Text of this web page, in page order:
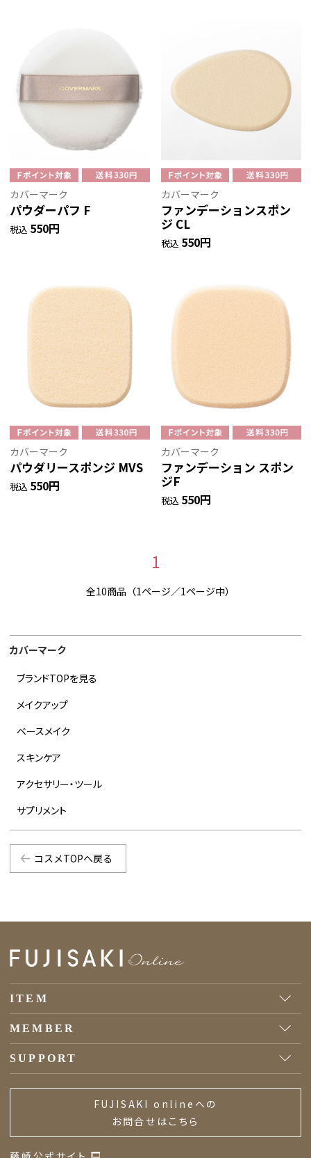
カバーマーク
パウダーパフ F
税込 550円
カバーマーク
ファンデーションスポン
ジ CL
税込 550円
カバーマーク
パウダリースポンジ MVS
税込 550円
カバーマーク
ファンデーション スポン
ジF
税込 550円
1
全10商品（1ページ／1ページ中）
カバーマーク
ブランドTOPを見る
メイクアップ
ベースメイク
スキンケア
アクセサリー・ツール
サプリメント
コスメTOPへ戻る
ITEM
MEMBER
SUPPORT
FUJISAKI onlineへの
お問合せはこちら